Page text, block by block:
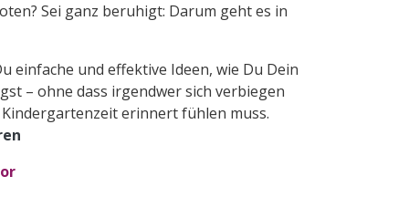
Sei ganz beruhigt: Darum geht es in
einfache und effektive Ideen, wie Du Dein
– ohne dass irgendwer sich verbiegen
erinnert fühlen muss.